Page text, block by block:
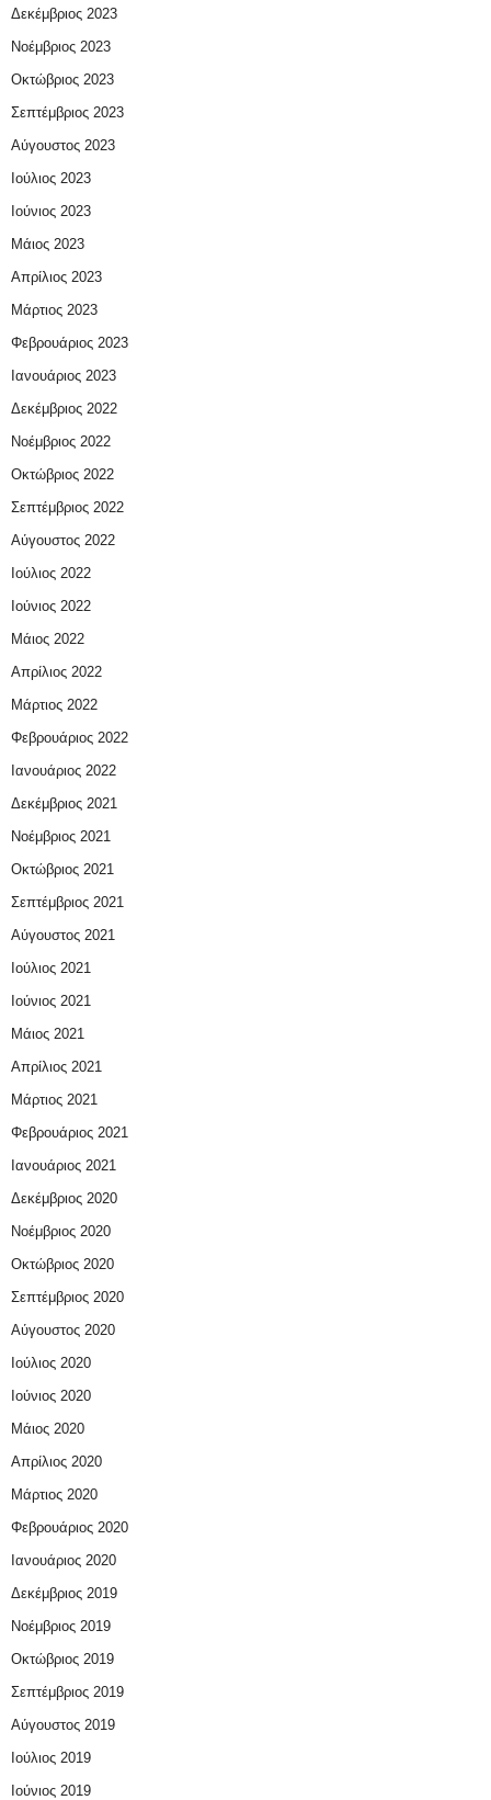
Δεκέμβριος 2023
Νοέμβριος 2023
Οκτώβριος 2023
Σεπτέμβριος 2023
Αύγουστος 2023
Ιούλιος 2023
Ιούνιος 2023
Μάιος 2023
Απρίλιος 2023
Μάρτιος 2023
Φεβρουάριος 2023
Ιανουάριος 2023
Δεκέμβριος 2022
Νοέμβριος 2022
Οκτώβριος 2022
Σεπτέμβριος 2022
Αύγουστος 2022
Ιούλιος 2022
Ιούνιος 2022
Μάιος 2022
Απρίλιος 2022
Μάρτιος 2022
Φεβρουάριος 2022
Ιανουάριος 2022
Δεκέμβριος 2021
Νοέμβριος 2021
Οκτώβριος 2021
Σεπτέμβριος 2021
Αύγουστος 2021
Ιούλιος 2021
Ιούνιος 2021
Μάιος 2021
Απρίλιος 2021
Μάρτιος 2021
Φεβρουάριος 2021
Ιανουάριος 2021
Δεκέμβριος 2020
Νοέμβριος 2020
Οκτώβριος 2020
Σεπτέμβριος 2020
Αύγουστος 2020
Ιούλιος 2020
Ιούνιος 2020
Μάιος 2020
Απρίλιος 2020
Μάρτιος 2020
Φεβρουάριος 2020
Ιανουάριος 2020
Δεκέμβριος 2019
Νοέμβριος 2019
Οκτώβριος 2019
Σεπτέμβριος 2019
Αύγουστος 2019
Ιούλιος 2019
Ιούνιος 2019